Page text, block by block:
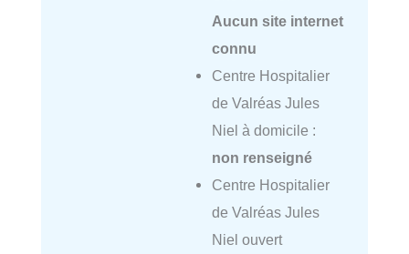
Aucun site internet
connu
Centre Hospitalier
de Valréas Jules
Niel à domicile :
non renseigné
Centre Hospitalier
de Valréas Jules
Niel ouvert